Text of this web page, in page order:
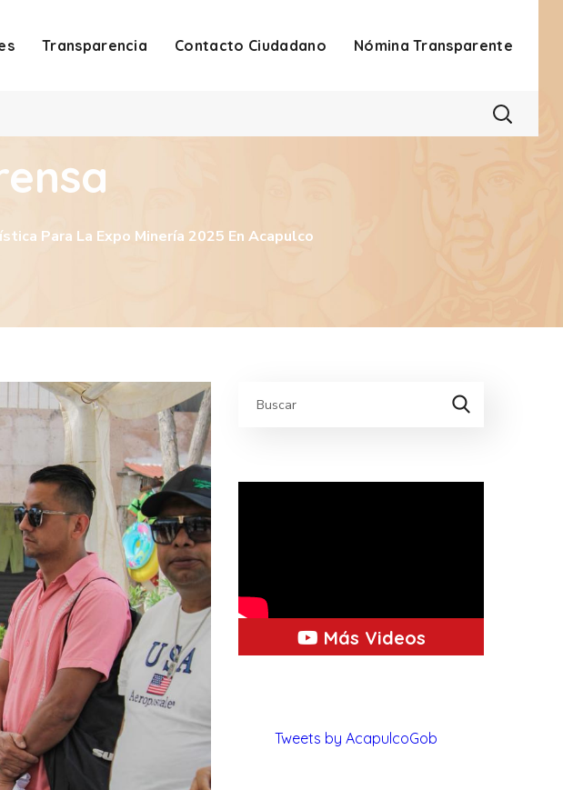
Transparencia Contacto Ciudadano Nómina Transparente
Para La Expo Minería 2025 En Acapulco
Más Videos
Tweets by AcapulcoGob